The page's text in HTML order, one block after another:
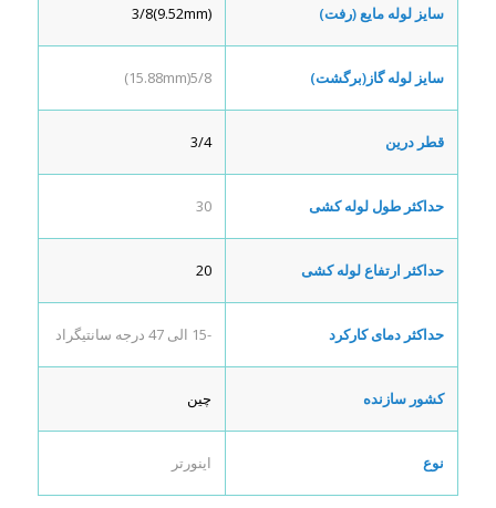
سایز لوله مایع (رفت) (9.52mm)3/8
سایز لوله گاز(برگشت) 5/8(15.88mm)
قطر درین 3/4
حداکثر طول لوله کشی 30
حداکثر ارتفاع لوله کشی 20
حداکثر دمای کارکرد -15 الی 47 درجه سانتیگراد
کشور سازنده چین
نوع اینورتر